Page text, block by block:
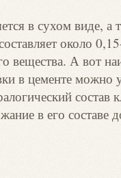
в сухом виде, а
около
вещества. А вот
в цементе можно
состав
в его составе